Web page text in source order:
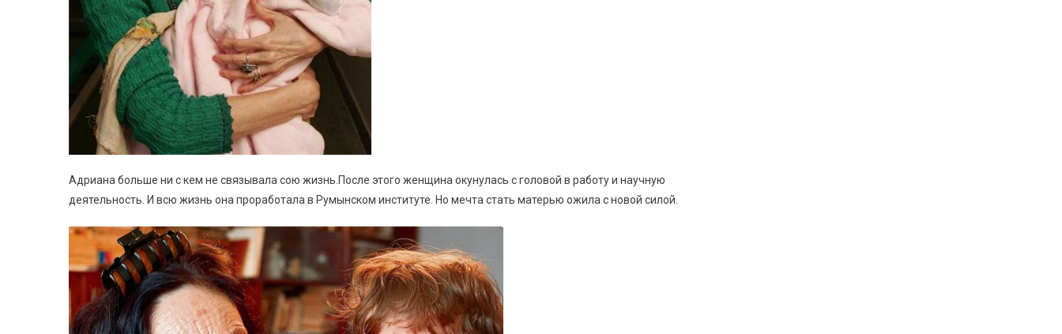
Адриана больше ни с кем не связывала сою жизнь.После этого женщина окунулась с головой в работу и научную
деятельность. И всю жизнь она проработала в Румынском институте. Но мечта стать матерью ожила с новой силой.